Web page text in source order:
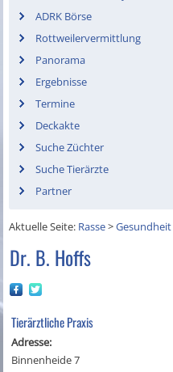
ADRK Börse
Rottweilervermittlung
Panorama
Ergebnisse
Termine
Deckakte
Suche Züchter
Suche Tierärzte
Partner
Aktuelle Seite: Rasse>Gesundheit
Dr. B. Hoffs
Tierärztliche Praxis
Adresse:
Binnenheide 7